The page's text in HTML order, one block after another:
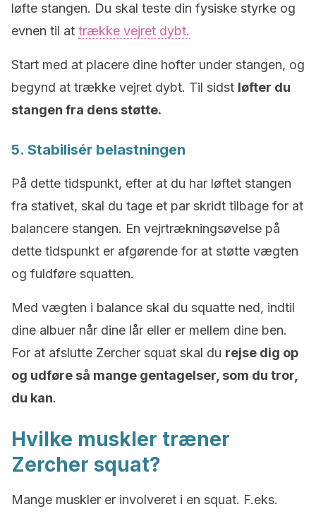
løfte stangen. Du skal teste din fysiske styrke og
evnen til at trække vejret dybt.
Start med at placere dine hofter under stangen, og
begynd at trække vejret dybt. Til sidst løfter du
stangen fra dens støtte.
5. Stabilisér belastningen
På dette tidspunkt, efter at du har løftet stangen
fra stativet, skal du tage et par skridt tilbage for at
balancere stangen. En vejrtrækningsøvelse på
dette tidspunkt er afgørende for at støtte vægten
og fuldføre squatten.
Med vægten i balance skal du squatte ned, indtil
dine albuer når dine lår eller er mellem dine ben.
For at afslutte Zercher squat skal du rejse dig op
og udføre så mange gentagelser, som du tror,
du kan.
Hvilke muskler træner
Zercher squat?
Mange muskler er involveret i en squat. F.eks.